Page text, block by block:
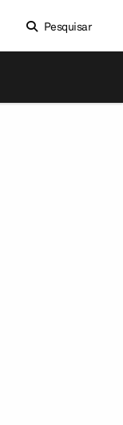
Pesquisar